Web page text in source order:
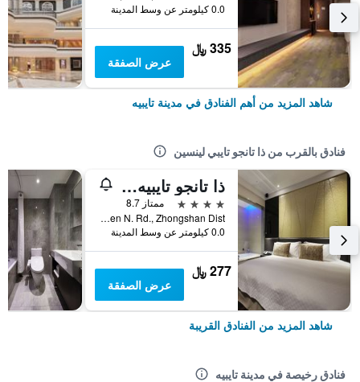
0.0 كيلومتر عن وسط المدينة
335 ﷼
عرض الصفقة
شاهد المزيد من أهم الفنادق في مدينة تايبيه
فنادق بالقرب من ذا تانجو تايبي لينسين
ذا تانجو تايبيه شانجان
4 نجوم
ممتاز 8.7
No.80, Linsen N. Rd., Zhongshan Dist., مدينة تايبيه, تايوان
0.0 كيلومتر عن وسط المدينة
277 ﷼
عرض الصفقة
شاهد المزيد من الفنادق القريبة
فنادق رخيصة في مدينة تايبيه